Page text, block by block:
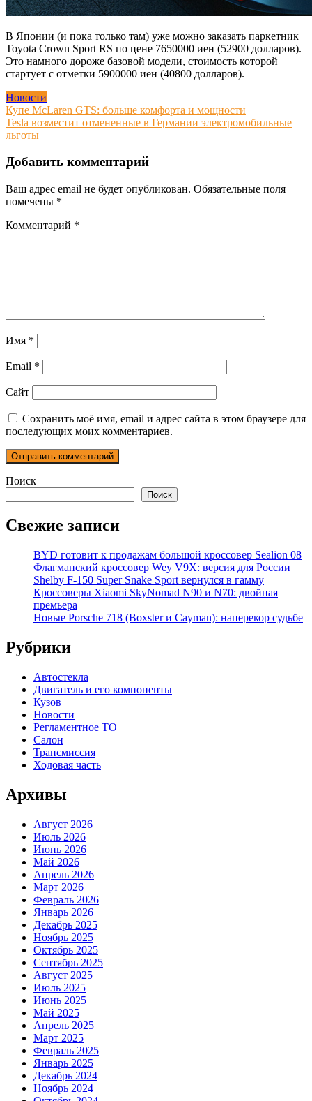
В Японии (и пока только там) уже можно заказать паркетник
Toyota Crown Sport RS по цене 7650000 иен (52900 долларов).
Это намного дороже базовой модели, стоимость которой
стартует с отметки 5900000 иен (40800 долларов).
Новости
Навигация
по
Купе McLaren GTS: больше комфорта и мощности
Tesla возместит отмененные в Германии электромобильные
льготы
Добавить комментарий
Ваш адрес email не будет опубликован. Обязательные поля
помечены *
Комментарий *
Имя *
Email *
Сайт
Сохранить моё имя, email и адрес сайта в этом браузере для
последующих моих комментариев.
Поиск
Поиск
Свежие записи
BYD готовит к продажам большой кроссовер Sealion 08
Флагманский кроссовер Wey V9X: версия для России
Shelby F-150 Super Snake Sport вернулся в гамму
Кроссоверы Xiaomi SkyNomad N90 и N70: двойная
премьера
Новые Porsche 718 (Boxster и Cayman): наперекор судьбе
Рубрики
Автостекла
Двигатель и его компоненты
Кузов
Новости
Регламентное ТО
Салон
Трансмиссия
Ходовая часть
Архивы
Август 2026
Июль 2026
Июнь 2026
Май 2026
Апрель 2026
Март 2026
Февраль 2026
Январь 2026
Декабрь 2025
Ноябрь 2025
Октябрь 2025
Сентябрь 2025
Август 2025
Июль 2025
Июнь 2025
Май 2025
Апрель 2025
Март 2025
Февраль 2025
Январь 2025
Декабрь 2024
Ноябрь 2024